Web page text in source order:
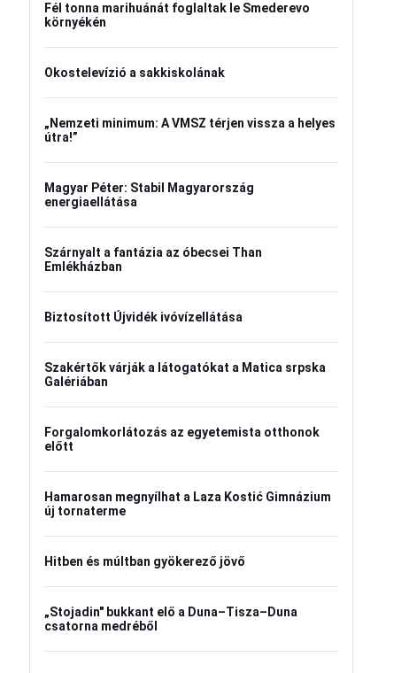
Fél tonna marihuánát foglaltak le Smederevo
környékén
Okostelevízió a sakkiskolának
„Nemzeti minimum: A VMSZ térjen vissza a helyes
útra!”
Magyar Péter: Stabil Magyarország
energiaellátása
Szárnyalt a fantázia az óbecsei Than
Emlékházban
Biztosított Újvidék ivóvízellátása
Szakértők várják a látogatókat a Matica srpska
Galériában
Forgalomkorlátozás az egyetemista otthonok
előtt
Hamarosan megnyílhat a Laza Kostić Gimnázium
új tornaterme
Hitben és múltban gyökerező jövő
„Stojadin" bukkant elő a Duna–Tisza–Duna
csatorna medréből